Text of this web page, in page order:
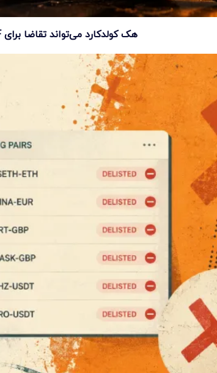
هک کولدکارد می‌تواند تقاضا برای ETF بیت کوین را افزایش دهد